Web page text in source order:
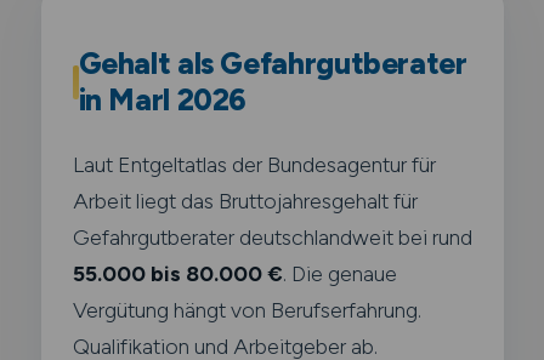
Gehalt als Gefahrgutberater
in Marl 2026
Laut Entgeltatlas der Bundesagentur für
Arbeit liegt das Bruttojahresgehalt für
Gefahrgutberater deutschlandweit bei rund
55.000 bis 80.000 €. Die genaue
Vergütung hängt von Berufserfahrung.
Qualifikation und Arbeitgeber ab.